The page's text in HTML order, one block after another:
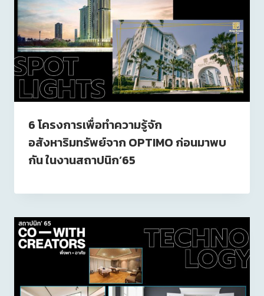
6 โครงการเพื่อทำความรู้จัก
อสังหาริมทรัพย์จาก OPTIMO ก่อนมาพบ
กัน ในงานสถาปนิก’65